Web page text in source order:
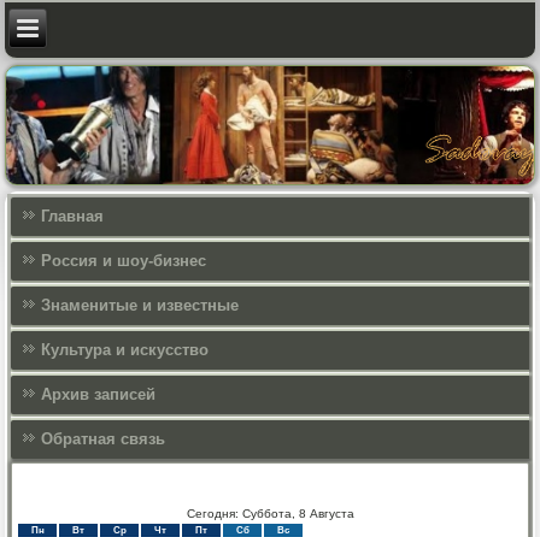
Главная
Россия и шоу-бизнес
Знаменитые и известные
Культура и искусcтво
Архив записей
Обратная связь
Сегодня: Суббота, 8 Августа
Пн Вт Ср Чт Пт Сб Вс